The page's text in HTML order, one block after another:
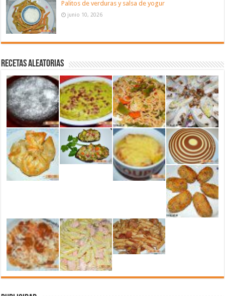
Palitos de verduras y salsa de yogur
junio 10, 2026
Recetas aleatorias